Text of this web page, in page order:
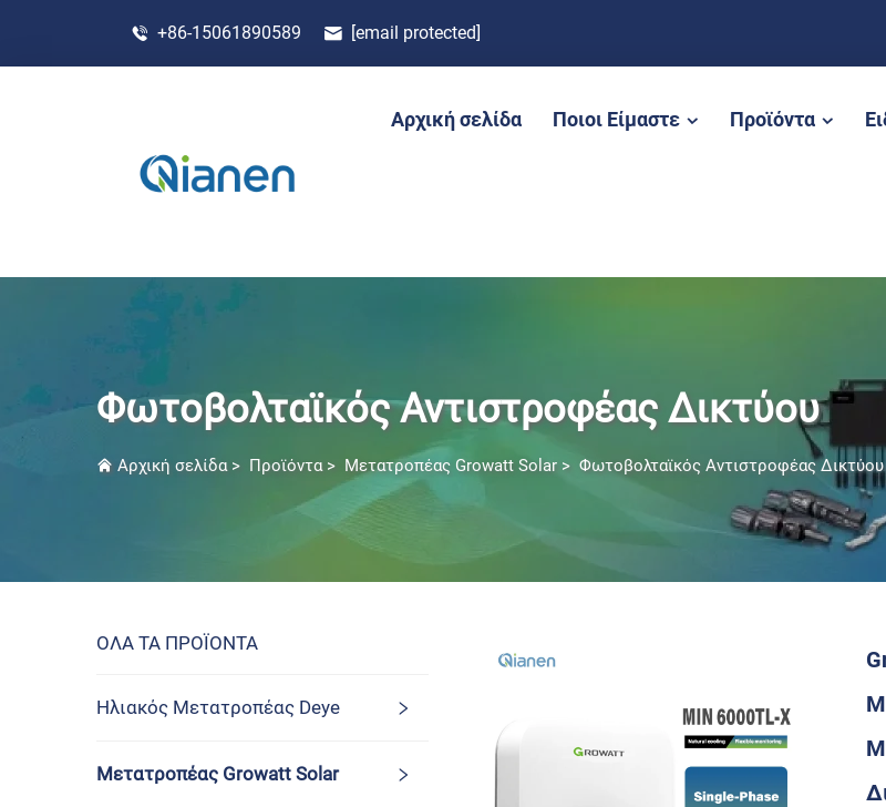
+86-15061890589 [email protected]
Αρχική σελίδα Ποιοι Είμαστε Προϊόντα
Φωτοβολταϊκός Αντιστροφέας Δικτύου
Αρχική σελίδα> Προϊόντα> Μετατροπέας Growatt Solar > Φωτοβολταϊκός Αντιστροφέας Δικτύου
ΟΛΑ ΤΑ ΠΡΟΪΟΝΤΑ
Ηλιακός Μετατροπέας Deye
Μετατροπέας Growatt Solar